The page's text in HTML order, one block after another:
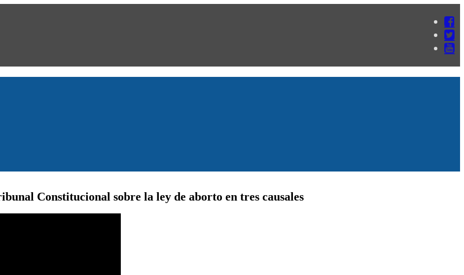
Constitucional sobre la ley de aborto en tres causales